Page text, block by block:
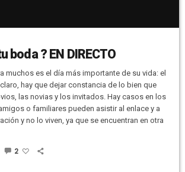
boda ? EN DIRECTO
muchos es el día más importante de su vida: el
hay que dejar constancia de lo bien que
las novias y los invitados. Hay casos en los
o familiares pueden asistir al enlace y a
y no lo viven, ya que se encuentran en otra
2